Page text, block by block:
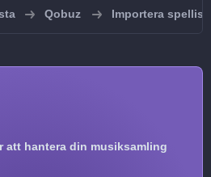
Qobuz Importera
att hantera din musiksamling